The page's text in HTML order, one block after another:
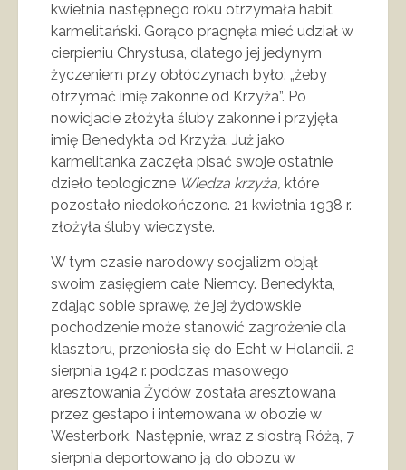
kwietnia następnego roku otrzymała habit
karmelitański. Gorąco pragnęła mieć udział w
cierpieniu Chrystusa, dlatego jej jedynym
życzeniem przy obłóczynach było: „żeby
otrzymać imię zakonne od Krzyża”. Po
nowicjacie złożyła śluby zakonne i przyjęła
imię Benedykta od Krzyża. Już jako
karmelitanka zaczęła pisać swoje ostatnie
dzieło teologiczne Wiedza krzyża, które
pozostało niedokończone. 21 kwietnia 1938 r.
złożyła śluby wieczyste.
W tym czasie narodowy socjalizm objął
swoim zasięgiem całe Niemcy. Benedykta,
zdając sobie sprawę, że jej żydowskie
pochodzenie może stanowić zagrożenie dla
klasztoru, przeniosła się do Echt w Holandii. 2
sierpnia 1942 r. podczas masowego
aresztowania Żydów została aresztowana
przez gestapo i internowana w obozie w
Westerbork. Następnie, wraz z siostrą Różą, 7
sierpnia deportowano ją do obozu w